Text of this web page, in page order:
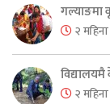
गल्याङमा
२
विद्यालयमै
२